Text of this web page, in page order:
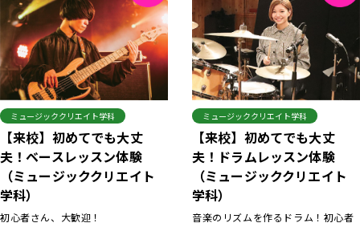
ミュージッククリエイト学科
【来校】初めてでも大丈
夫！ベースレッスン体験
（ミュージッククリエイト
学科）
初心者さん、大歓迎！
ミュージッククリエイト学科
【来校】初めてでも大丈
夫！ドラムレッスン体験
（ミュージッククリエイト
学科）
音楽のリズムを作るドラム！初心者